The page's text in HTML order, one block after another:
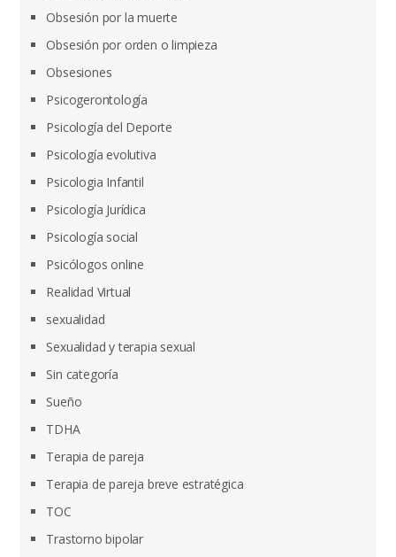
Obsesión por la muerte
Obsesión por orden o limpieza
Obsesiones
Psicogerontología
Psicología del Deporte
Psicología evolutiva
Psicologia Infantil
Psicología Jurídica
Psicología social
Psicólogos online
Realidad Virtual
sexualidad
Sexualidad y terapia sexual
Sin categoría
Sueño
TDHA
Terapia de pareja
Terapia de pareja breve estratégica
TOC
Trastorno bipolar